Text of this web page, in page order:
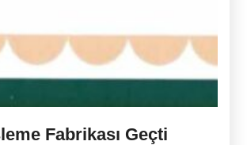
Fabrikası Geçti